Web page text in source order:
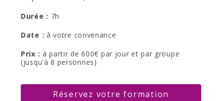
Durée : 7h
Date : à votre convenance
Prix : à partir de 600€ par jour et par groupe
(jusqu'à 8 personnes)
Réservez votre formation